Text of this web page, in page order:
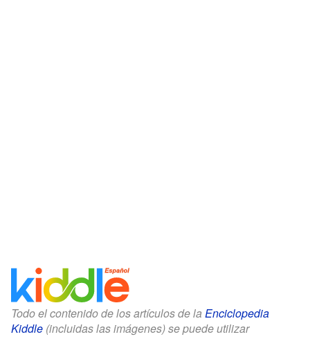
Todo el contenido de los artículos de la Enciclopedia
Kiddle (incluidas las imágenes) se puede utilizar